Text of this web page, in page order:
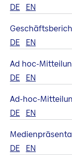
DE EN
DE EN
Ad hoc-
DE EN
Ad-hoc-
DE EN
DE EN